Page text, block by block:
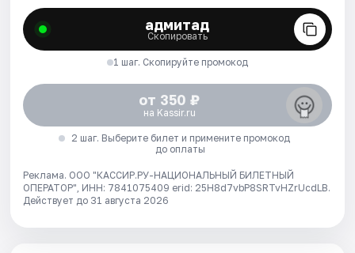
адмитад
Скопировать
1 шаг. Скопируйте промокод
от 350 ₽
на Kassir.ru
2 шаг. Выберите билет и примените промокод
до оплаты
Реклама. ООО "КАССИР.РУ-НАЦИОНАЛЬНЫЙ БИЛЕТНЫЙ
ОПЕРАТОР", ИНН: 7841075409 erid: 25H8d7vbP8SRTvHZrUcdLB.
Действует до 31 августа 2026